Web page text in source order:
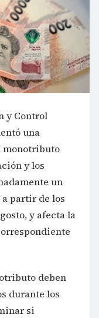
y Control
una
monotributo
y los
un
partir de los
y afecta la
deben
durante los
si